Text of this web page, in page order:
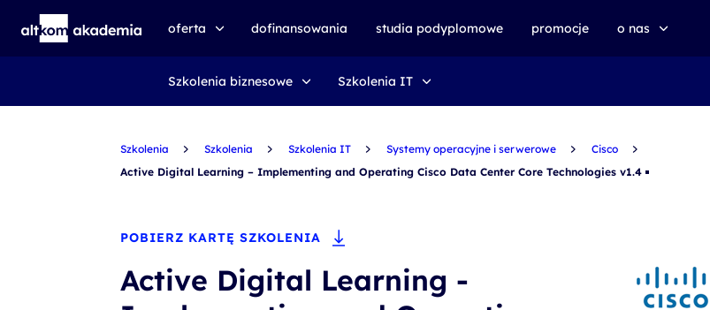
oferta
speexx
certyfikat DMI
kursy e-learningowe
szkolenia VR
szkolenia NIS2
dofinansowania studia podyplomowe promocje o nas
Szkolenia biznesowe Szkolenia IT
Szkolenia Szkolenia Szkolenia IT Systemy operacyjne i serwerowe
Cisco
Active Digital Learning – Implementing and Operating Cisco Data Center Core Technologies v1.4
POBIERZ KARTĘ SZKOLENIA
Active Digital Learning -